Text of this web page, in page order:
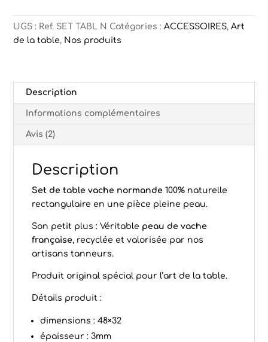
UGS : Ref. SET TABL N Catégories :ACCESSOIRES,Art
de la table, Nos produits
Description
Informations complémentaires
Avis (2)
Description
Set de table vache normande 100% naturelle
rectangulaire en une pièce pleine peau.
Son petit plus : Véritable peau de vache
française, recyclée et valorisée par nos
artisans tanneurs.
Produit original spécial pour l’art de la table.
Détails produit :
dimensions : 48×32
épaisseur : 3mm